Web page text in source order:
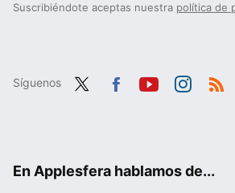
Suscribiéndote aceptas nuestra política de
Síguenos
En Applesfera hablamos de...